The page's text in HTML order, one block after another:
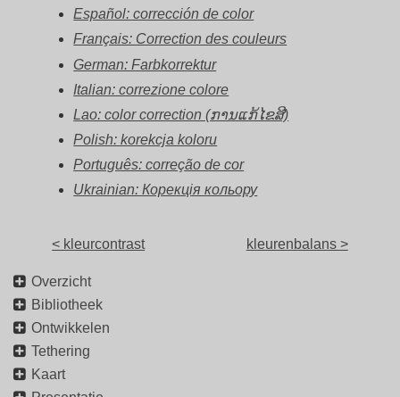
Español: corrección de color
Français: Correction des couleurs
German: Farbkorrektur
Italian: correzione colore
Lao: color correction (ການແກ້ໄຂສີ)
Polish: korekcja koloru
Português: correção de cor
Ukrainian: Корекція кольору
< kleurcontrast kleurenbalans >
Overzicht
Bibliotheek
Ontwikkelen
Tethering
Kaart